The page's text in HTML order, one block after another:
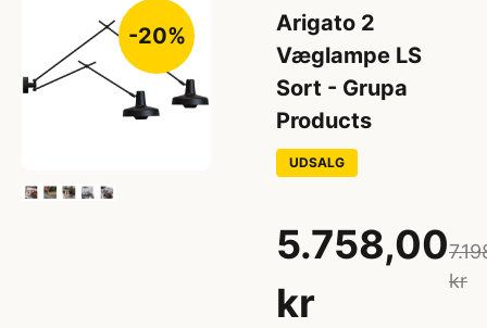
-20%
Arigato 2
Væglampe LS
Sort - Grupa
Products
UDSALG
5.758,00
kr
kr